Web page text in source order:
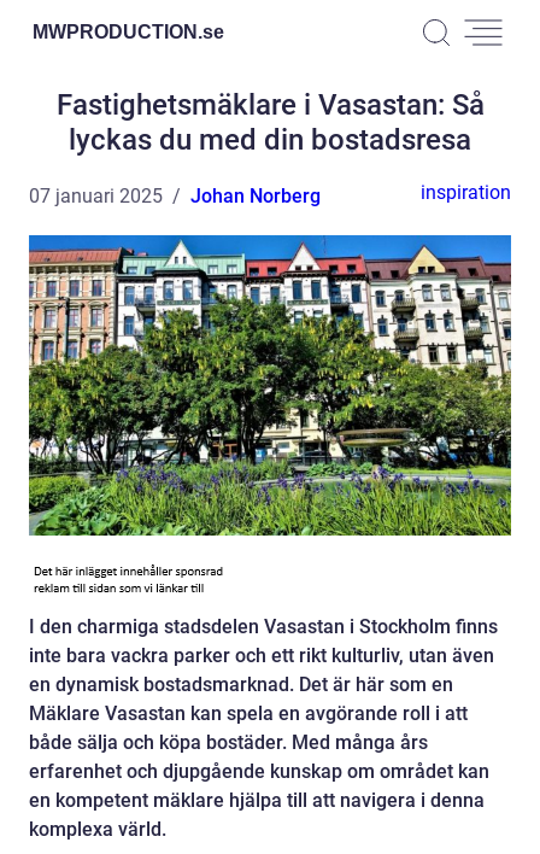
MWPRODUCTION.se
Fastighetsmäklare i Vasastan: Så
lyckas du med din bostadsresa
07 januari 2025 Johan Norberg inspiration
I den charmiga stadsdelen Vasastan i Stockholm finns
inte bara vackra parker och ett rikt kulturliv, utan även
en dynamisk bostadsmarknad. Det är här som en
Mäklare Vasastan kan spela en avgörande roll i att
både sälja och köpa bostäder. Med många års
erfarenhet och djupgående kunskap om området kan
en kompetent mäklare hjälpa till att navigera i denna
komplexa värld.